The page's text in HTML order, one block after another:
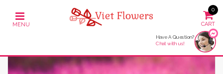
0
Have A Question?
Chat with us!